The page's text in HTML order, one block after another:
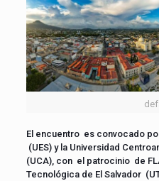
El encuentro es convocado
(UES) y la Universidad
(UCA), con el patrocinio de
Tecnológica de El Salvador